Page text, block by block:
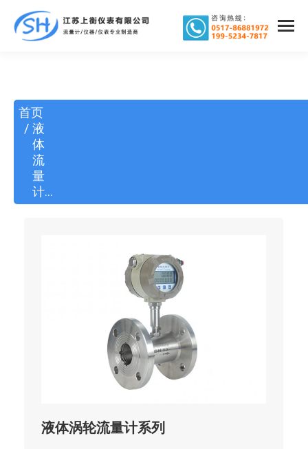
您在这里：
首页
液
体
流
量
计…
液体涡轮流量计系列